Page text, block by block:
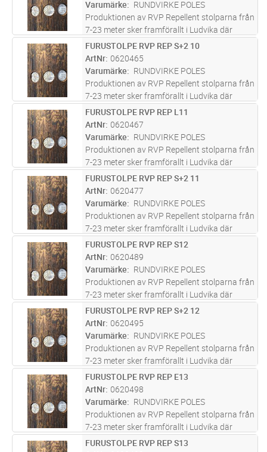
Varumärke
RUNDVIRKE POLES
Produktionen av RVP Repellent stolparna från
7-23 meter sker framförallt i Ludvika där
företaget bedrivit verksamhet i över 100 år
och varit med om att bygga upp svensk
infrastruktur. Furustolparna s ...läs mer
ST Lägg i kundvagn
FURUSTOLPE RVP REP S+2 10
ArtNr 0620465
Varumärke
RUNDVIRKE POLES
Produktionen av RVP Repellent stolparna från
7-23 meter sker framförallt i Ludvika där
företaget bedrivit verksamhet i över 100 år
och varit med om att bygga upp svensk
infrastruktur. Furustolparna s ...läs mer
ST Lägg i kundvagn
FURUSTOLPE RVP REP L11
ArtNr 0620467
Varumärke
RUNDVIRKE POLES
Produktionen av RVP Repellent stolparna från
7-23 meter sker framförallt i Ludvika där
företaget bedrivit verksamhet i över 100 år
och varit med om att bygga upp svensk
infrastruktur. Furustolparna s ...läs mer
ST Lägg i kundvagn
FURUSTOLPE RVP REP S+2 11
ArtNr 0620477
Varumärke
RUNDVIRKE POLES
Produktionen av RVP Repellent stolparna från
7-23 meter sker framförallt i Ludvika där
företaget bedrivit verksamhet i över 100 år
och varit med om att bygga upp svensk
infrastruktur. Furustolparna s ...läs mer
ST Lägg i kundvagn
FURUSTOLPE RVP REP S12
ArtNr 0620489
Varumärke
RUNDVIRKE POLES
Produktionen av RVP Repellent stolparna från
7-23 meter sker framförallt i Ludvika där
företaget bedrivit verksamhet i över 100 år
och varit med om att bygga upp svensk
infrastruktur. Furustolparna s ...läs mer
ST Lägg i kundvagn
FURUSTOLPE RVP REP S+2 12
ArtNr 0620495
Varumärke
RUNDVIRKE POLES
Produktionen av RVP Repellent stolparna från
7-23 meter sker framförallt i Ludvika där
företaget bedrivit verksamhet i över 100 år
och varit med om att bygga upp svensk
infrastruktur. Furustolparna s ...läs mer
ST Lägg i kundvagn
FURUSTOLPE RVP REP E13
ArtNr 0620498
Varumärke
RUNDVIRKE POLES
Produktionen av RVP Repellent stolparna från
7-23 meter sker framförallt i Ludvika där
företaget bedrivit verksamhet i över 100 år
ST Lägg i kundvagn
FURUSTOLPE RVP REP S13